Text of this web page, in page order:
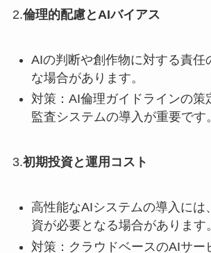
2.倫理的配慮とAIバイアス
AIの判断や創作物に対する責任
な場合があります。
対策：AI倫理ガイドラインの策
監査システムの導入が重要です。
3.初期投資と運用コスト
高性能なAIシステムの導入には
資が必要となる場合があります。
対策：クラウドベースのAIサー